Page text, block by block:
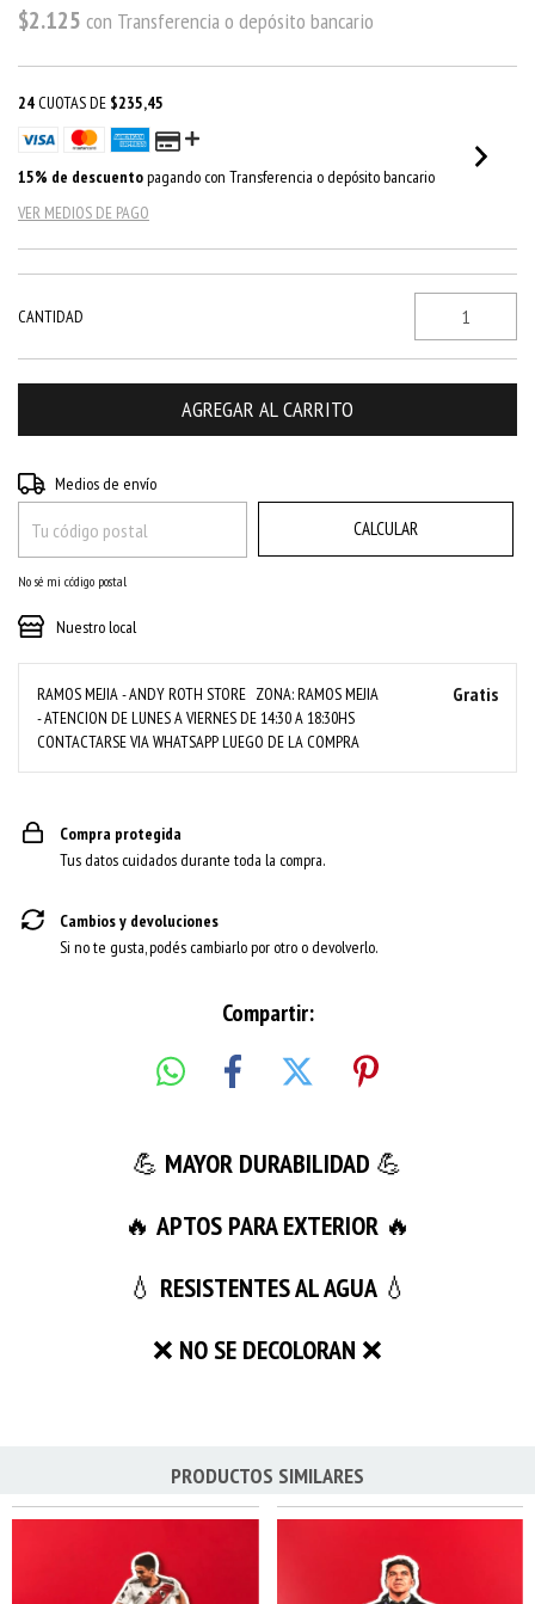
$2.125 con Transferencia o depósito bancario
24 CUOTAS DE $235,45
15% de descuentopagando con Transferencia o depósito bancario
VER MEDIOS DE PAGO
CANTIDAD
Entregas para el CP:
Medios de envío
CALCULAR
No sé mi código postal
Nuestro local
RAMOS MEJIA - ANDY ROTH STORE ZONA: RAMOS MEJIA
- ATENCION DE LUNES A VIERNES DE 14:30 A 18:30HS
CONTACTARSE VIA WHATSAPP LUEGO DE LA COMPRA
Gratis
Compra protegida
Tus datos cuidados durante toda la compra.
Cambios y devoluciones
Si no te gusta, podés cambiarlo por otro o devolverlo.
Compartir:
💪 MAYOR DURABILIDAD 💪
🔥 APTOS PARA EXTERIOR 🔥
💧 RESISTENTES AL AGUA 💧
❌ NO SE DECOLORAN ❌
PRODUCTOS SIMILARES